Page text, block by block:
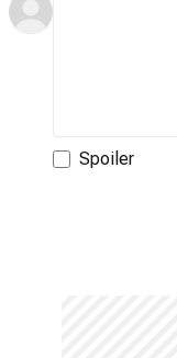
Spoiler